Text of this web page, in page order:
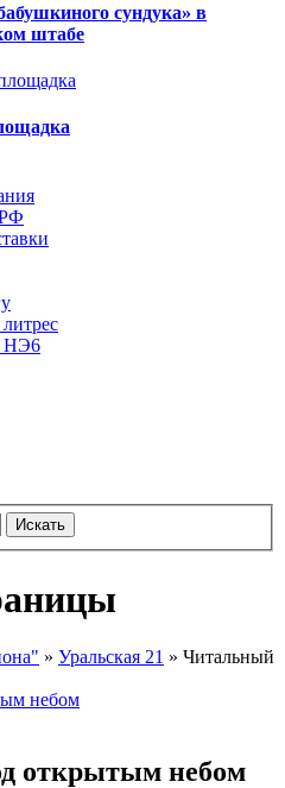
сундука» в
штабе
НЭ6
Искать
» Уральская 21 » Читальный
открытым небом